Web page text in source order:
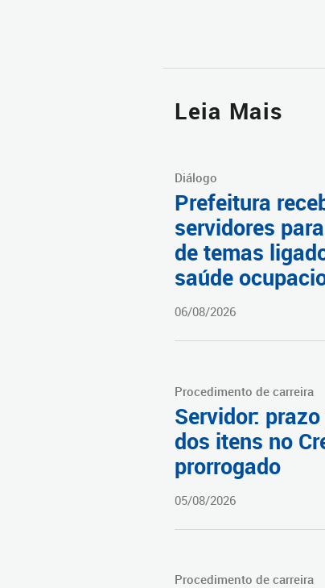
Leia Mais
Diálogo
Prefeitura
servidores
de temas
saúde
06/08/2026
Procedimento de carreira
Servidor:
dos itens no
prorrogado
05/08/2026
Procedimento de carreira